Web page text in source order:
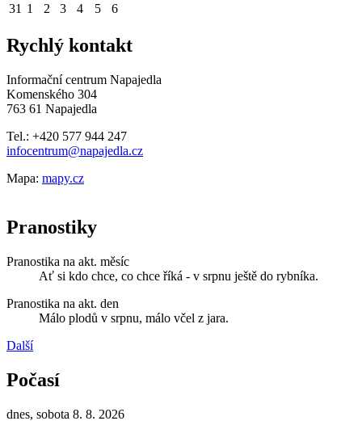
31 1 2 3 4 5 6
Rychlý kontakt
Informační centrum Napajedla
Komenského 304
763 61 Napajedla
Tel.: +420 577 944 247
infocentrum@napajedla.cz
Mapa: mapy.cz
Pranostiky
Pranostika na akt. měsíc
Ať si kdo chce, co chce říká - v srpnu ještě do rybníka.
Pranostika na akt. den
Málo plodů v srpnu, málo včel z jara.
Další
Počasí
dnes, sobota 8. 8. 2026